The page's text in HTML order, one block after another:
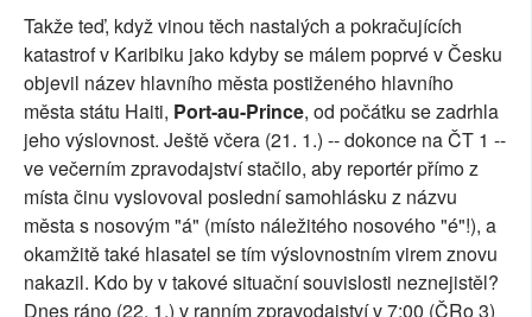
Takže teď, když vinou těch nastalých a pokračujících
katastrof v Karibiku jako kdyby se málem poprvé v Česku
objevil název hlavního města postiženého hlavního
města státu Haiti, Port-au-Prince, od počátku se zadrhla
jeho výslovnost. Ještě včera (21. 1.) -- dokonce na ČT 1 --
ve večerním zpravodajství stačilo, aby reportér přímo z
místa činu vyslovoval poslední samohlásku z názvu
města s nosovým "á" (místo náležitého nosového "é"!), a
okamžitě také hlasatel se tím výslovnostním virem znovu
nakazil. Kdo by v takové situační souvislosti neznejistěl?
Dnes ráno (22. 1.) v ranním zpravodajství v 7:00 (ČRo 3)